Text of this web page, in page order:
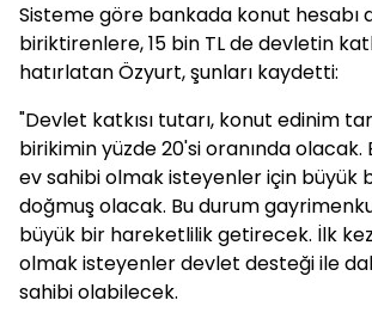
Sisteme göre bankada konut hesabı
biriktirenlere, 15 bin TL de devletin
hatırlatan Özyurt, şunları kaydetti:
"Devlet katkısı tutarı, konut edinim
birikimin yüzde 20'si oranında olacak.
ev sahibi olmak isteyenler için büyük
doğmuş olacak. Bu durum
büyük bir hareketlilik getirecek. İlk
olmak isteyenler devlet desteği ile
sahibi olabilecek.